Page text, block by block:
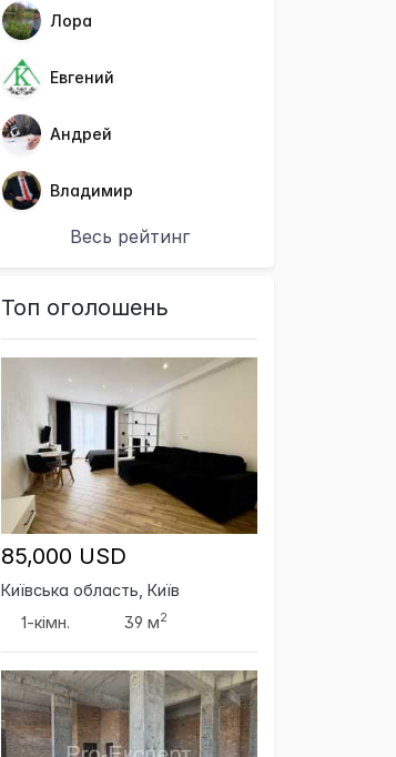
Лора
Евгений
Андрей
Владимир
Весь рейтинг
Топ оголошень
85,000 USD
Київська область, Київ
1-кімн.
39 м2